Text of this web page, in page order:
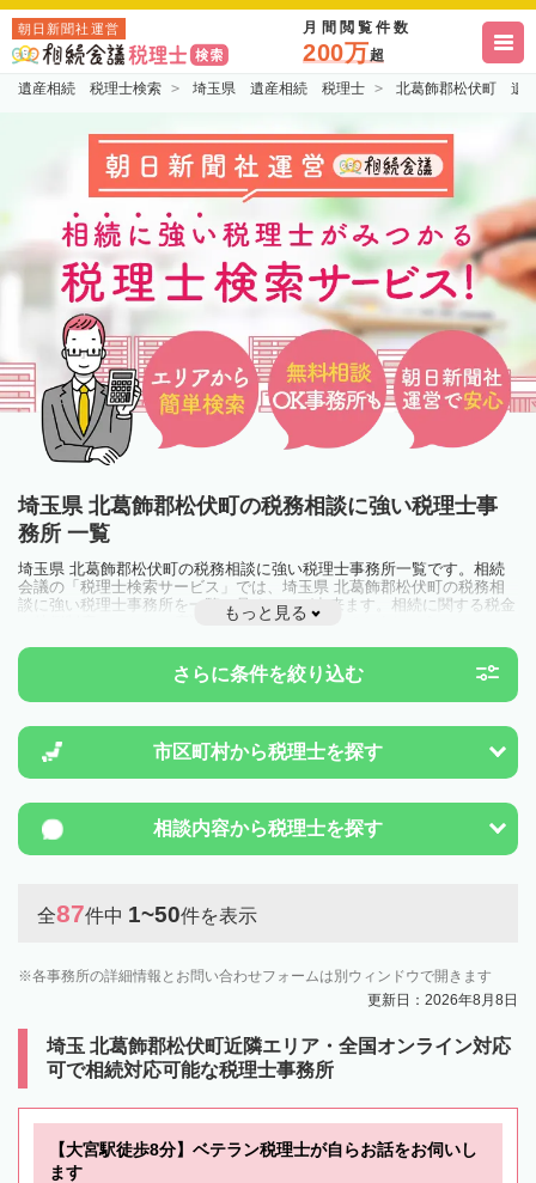
朝日新聞社運営 月間閲覧件数
200万超
遺産相続 税理士検索 埼玉県 遺産相続 税理士 北葛飾郡松伏町 遺
埼玉県 北葛飾郡松伏町の税務相談に強い税理士事
務所 一覧
埼玉県 北葛飾郡松伏町の税務相談に強い税理士事務所一覧です。相続
会議の「税理士検索サービス」では、埼玉県 北葛飾郡松伏町の税務相
談に強い税理士事務所を一覧で見ることが出来ます。相続に関する税金
や特例制度のことは一度近隣の税理士に相談してみましょう。
もっと見る
さらに条件を絞り込む
市区町村から税理士を探す
相談内容から税理士を探す
全87件中 1~50件を表示
各事務所の詳細情報とお問い合わせフォームは別ウィンドウで開きます
更新日：2026年8月8日
埼玉 北葛飾郡松伏町近隣エリア・全国オンライン対応
可で相続対応可能な税理士事務所
【大宮駅徒歩8分】ベテラン税理士が自らお話をお伺いし
ます